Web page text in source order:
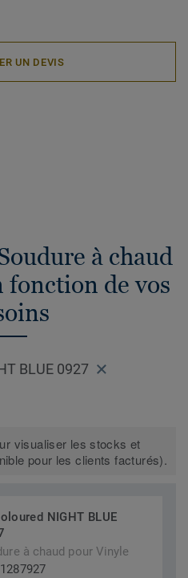
UN DEVIS
à chaud
de vos
BLUE 0927
visualiser les stocks et
pour les clients facturés).
NIGHT BLUE
à chaud pour Vinyle